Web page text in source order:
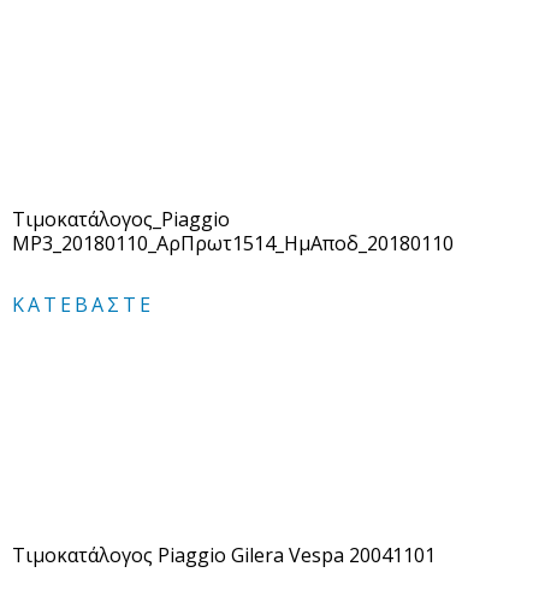
Τιμοκατάλογος_Piaggio
MP3_20180110_ΑρΠρωτ1514_ΗμΑποδ_20180110
ΚΑΤΕΒΆΣΤΕ
Τιμοκατάλογος Piaggio Gilera Vespa 20041101